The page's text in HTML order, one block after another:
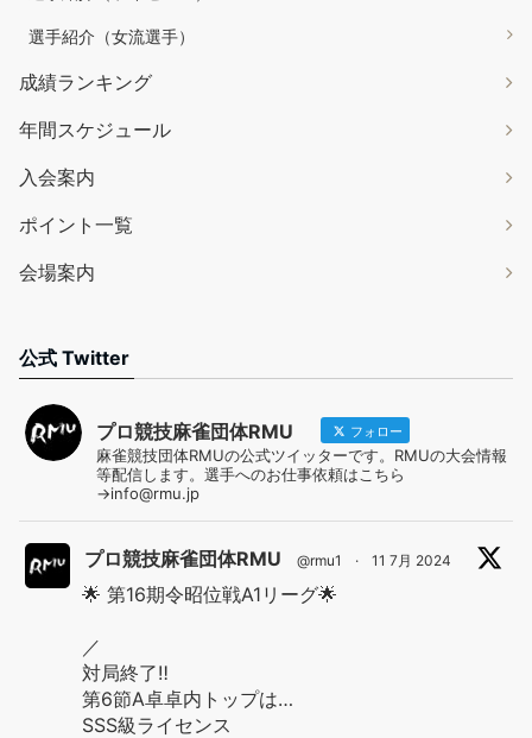
選手紹介（女流選手）
成績ランキング
年間スケジュール
入会案内
ポイント一覧
会場案内
公式 Twitter
プロ競技麻雀団体RMU フォロー
麻雀競技団体RMUの公式ツイッターです。RMUの大会情報
等配信します。選手へのお仕事依頼はこちら
→info@rmu.jp
プロ競技麻雀団体RMU @rmu1 · 11 7月 2024
🌟 第16期令昭位戦A1リーグ🌟
／
対局終了‼️
第6節A卓卓内トップは…
SSS級ライセンス